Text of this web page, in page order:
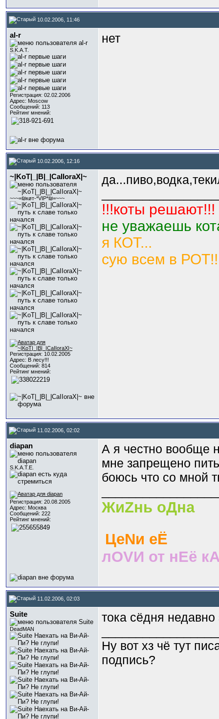
10.02.2006, 11:46
al-r
S.K.A.T.
Регистрация: 02.02.2006
Адрес: Moscow
Сообщений: 113
Рейтинг мнений:
нет
10.02.2006, 12:16
~|KoT|_|B|_|CaIIoraX|~
~~~=₪кøт-*VIP*₪=~~~
Регистрация: 10.02.2005
Адрес: В лесу!!!
Сообщений: 814
Рейтинг мнений:
!!!коты решают!!!
не уважаешь
я КОТ...
сую всем в
11.02.2006, 02:02
diapan
S.K.A.T.E.
Регистрация: 20.08.2005
Адрес: Москва
Сообщений: 222
Рейтинг мнений:
А я честно вообще
мне запрещено
боюсь что со мной
ЖиZнь оДнa
ЦеNи еЁ
лОVИ от нЕё
11.02.2006, 02:03
Suite
DeadMAN
тока сёдня
Ну вот хз чё тут
подпись?